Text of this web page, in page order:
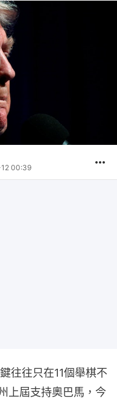
00:39
往往只在11個舉棋不
上屆支持奧巴馬，今